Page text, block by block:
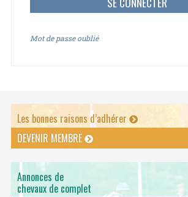
Mot de passe oublié
Les bonnes raisons d’adhérer
DEVENIR MEMBRE
Annonces de
chevaux de complet